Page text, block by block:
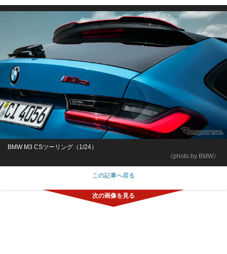
《photo by BMW》
BMW M3 CSツーリング（1/24）
この記事へ戻る